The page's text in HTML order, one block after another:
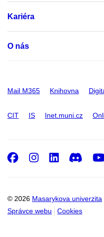
Kariéra
O nás
Mail M365 Knihovna
CIT IS Inet.muni.cz
© 2026 Masarykova univerzita
Správce webu
Cookies
Facebook